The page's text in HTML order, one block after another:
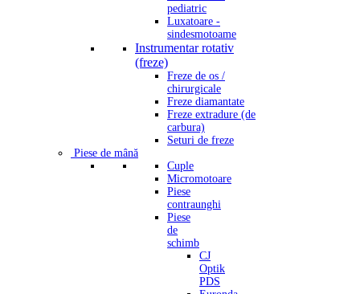
pediatric
Luxatoare -
sindesmotoame
Instrumentar rotativ
(freze)
Freze de os /
chirurgicale
Freze diamantate
Freze extradure (de
carbura)
Seturi de freze
Piese de mână
Cuple
Micromotoare
Piese
contraunghi
Piese
de
schimb
CJ
Optik
PDS